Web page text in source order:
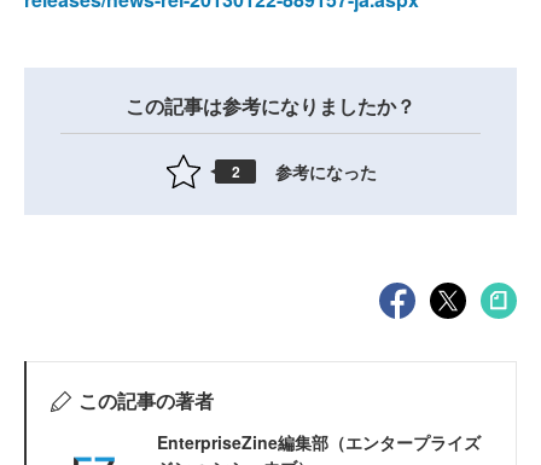
この記事は参考になりましたか？
2 参考になった
この記事の著者
EnterpriseZine編集部（エンタープライズ